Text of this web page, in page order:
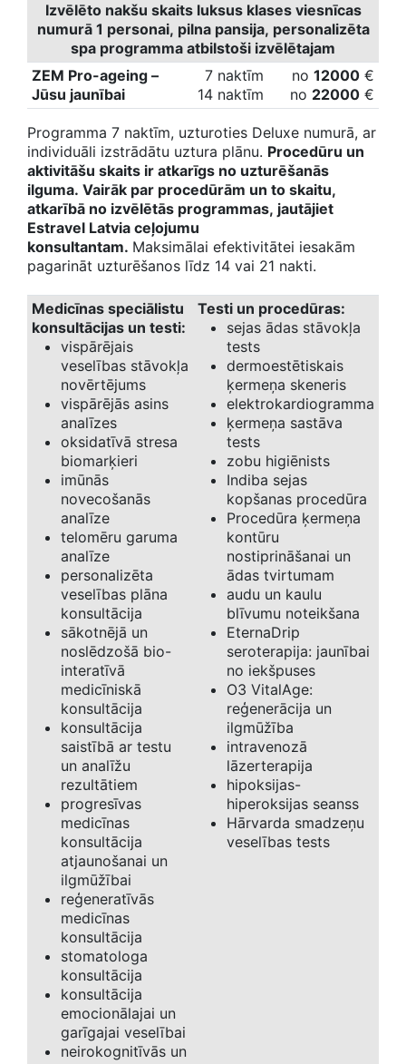
Izvēlēto nakšu skaits luksus klases viesnīcas
numurā 1 personai, pilna pansija, personalizēta
spa programma atbilstoši izvēlētajam
ZEM Pro-ageing –
Jūsu jaunībai
7 naktīm
14 naktīm
no12000 €
no 22000 €
Programma 7 naktīm, uzturoties Deluxe numurā, ar
individuāli izstrādātu uztura plānu. Procedūru un
aktivitāšu skaits ir atkarīgs no uzturēšanās
ilguma. Vairāk par procedūrām un to skaitu,
atkarībā no izvēlētās programmas, jautājiet
Estravel Latvia ceļojumu
konsultantam. Maksimālai efektivitātei iesakām
pagarināt uzturēšanos līdz 14 vai 21 nakti.
Medicīnas speciālistu
konsultācijas un testi:
vispārējais
veselības stāvokļa
novērtējums
vispārējās asins
analīzes
oksidatīvā stresa
biomarķieri
imūnās
novecošanās
analīze
telomēru garuma
analīze
personalizēta
veselības plāna
konsultācija
sākotnējā un
noslēdzošā bio-
interatīvā
medicīniskā
konsultācija
konsultācija
saistībā ar testu
un analīžu
rezultātiem
progresīvas
medicīnas
konsultācija
atjaunošanai un
ilgmūžībai
reģeneratīvās
medicīnas
konsultācija
stomatologa
konsultācija
konsultācija
emocionālajai un
garīgajai veselībai
neirokognitīvās un
Testi un procedūras:
sejas ādas stāvokļa
tests
dermoestētiskais
ķermeņa skeneris
elektrokardiogramma
ķermeņa sastāva
tests
zobu higiēnists
Indiba sejas
kopšanas procedūra
Procedūra ķermeņa
kontūru
nostiprināšanai un
ādas tvirtumam
audu un kaulu
blīvumu noteikšana
EternaDrip
seroterapija: jaunībai
no iekšpuses
O3 VitalAge:
reģenerācija un
ilgmūžība
intravenozā
lāzerterapija
hipoksijas-
hiperoksijas seanss
Hārvarda smadzeņu
veselības tests